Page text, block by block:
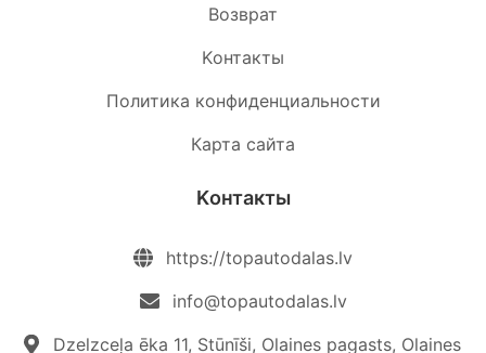
Возврат
Kонтакты
Политика конфиденциальности
Карта сайта
Kонтакты
https://topautodalas.lv
info@topautodalas.lv
Dzelzceļa ēka 11, Stūnīši, Olaines pagasts, Olaines